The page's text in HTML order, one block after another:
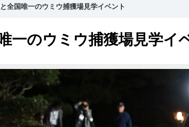
全国唯一のウミウ捕獲場見学イベント
一のウミウ捕獲場見学イ